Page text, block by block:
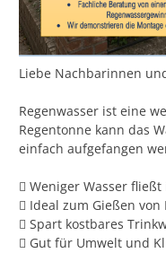
Liebe Nachbarinnen
Regenwasser ist eine
Regentonne kann das
einfach aufgefangen
 Weniger Wasser
 Ideal zum Gießen
 Spart kostbares
 Gut für Umwelt und